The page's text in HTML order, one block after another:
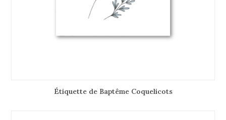
Étiquette de Baptême Coquelicots